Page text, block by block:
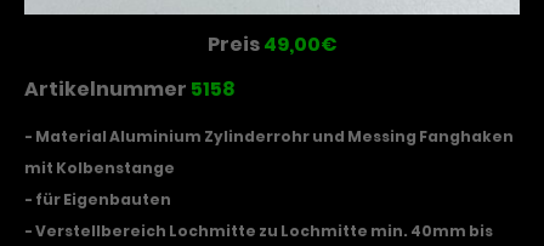
Preis49,00€
Artikelnummer 5158
- Material Aluminium Zylinderrohr und Messing Fanghaken
mit Kolbenstange
- für Eigenbauten
- Verstellbereich Lochmitte zu Lochmitte min. 40mm bis